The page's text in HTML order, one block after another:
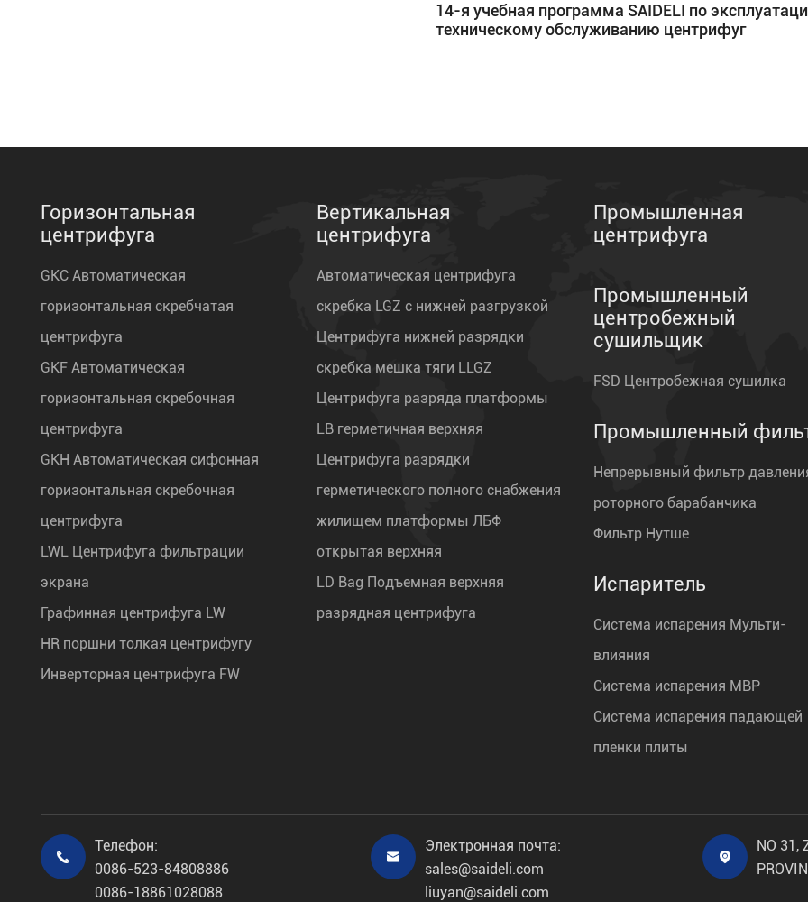
14-я учебная программа SAIDELI по
техническому обслуживанию центрифуг
Горизонтальная
центрифуга
GKC Автоматическая
горизонтальная скребчатая
центрифуга
GKF Автоматическая
горизонтальная скребочная
центрифуга
GKH Автоматическая сифонная
горизонтальная скребочная
центрифуга
LWL Центрифуга фильтрации
экрана
Графинная центрифуга LW
HR поршни толкая центрифугу
Инверторная центрифуга FW
Вертикальная
центрифуга
Автоматическая центрифуга
скребка LGZ с нижней разгрузкой
Центрифуга нижней разрядки
скребка мешка тяги LLGZ
Центрифуга разряда платформы
LB герметичная верхняя
Центрифуга разрядки
герметического полного снабжения
жилищем платформы ЛБФ
открытая верхняя
LD Bag Подъемная верхняя
разрядная центрифуга
Промышленная
центрифуга
Промышленный
центробежный
сушильщик
FSD Центробежная сушилка
Промышленный
Непрерывный фильтр
роторного барабанчика
Фильтр Нутше
Испаритель
Система испарения Мульти-
влияния
Система испарения МВР
Система испарения падающей
пленки плиты

Телефон:
0086-523-84808886
0086-18861028088

Электронная почта:
sales@saideli.com
liuyan@saideli.com

NO 31,